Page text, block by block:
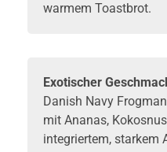
warmem Toastbrot.
Exotischer
Danish Navy
mit Ananas,
integriertem, starkem